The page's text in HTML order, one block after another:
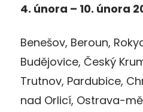
4. února – 10. února
Benešov, Beroun,
Budějovice, Český
Trutnov, Pardubice,
nad Orlicí, Ostrava-